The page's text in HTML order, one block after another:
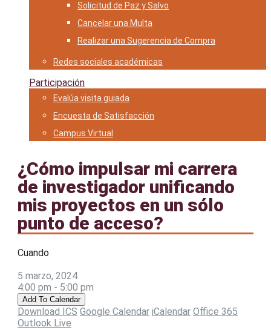
Solicitud de Paz y Salvo
Cancelar una Multa
Realizar una Sugerencia de Compra
Redes sociales académicas
Participación
Evalúa visita guiada
Encuesta de Satisfacción
Campus Virtual
¿Cómo impulsar mi carrera
de investigador unificando
mis proyectos en un sólo
punto de acceso?
Cuando
5 marzo, 2024
4:00 pm - 5:00 pm
Add To Calendar
Download ICS Google Calendar iCalendar Office 365
Outlook Live